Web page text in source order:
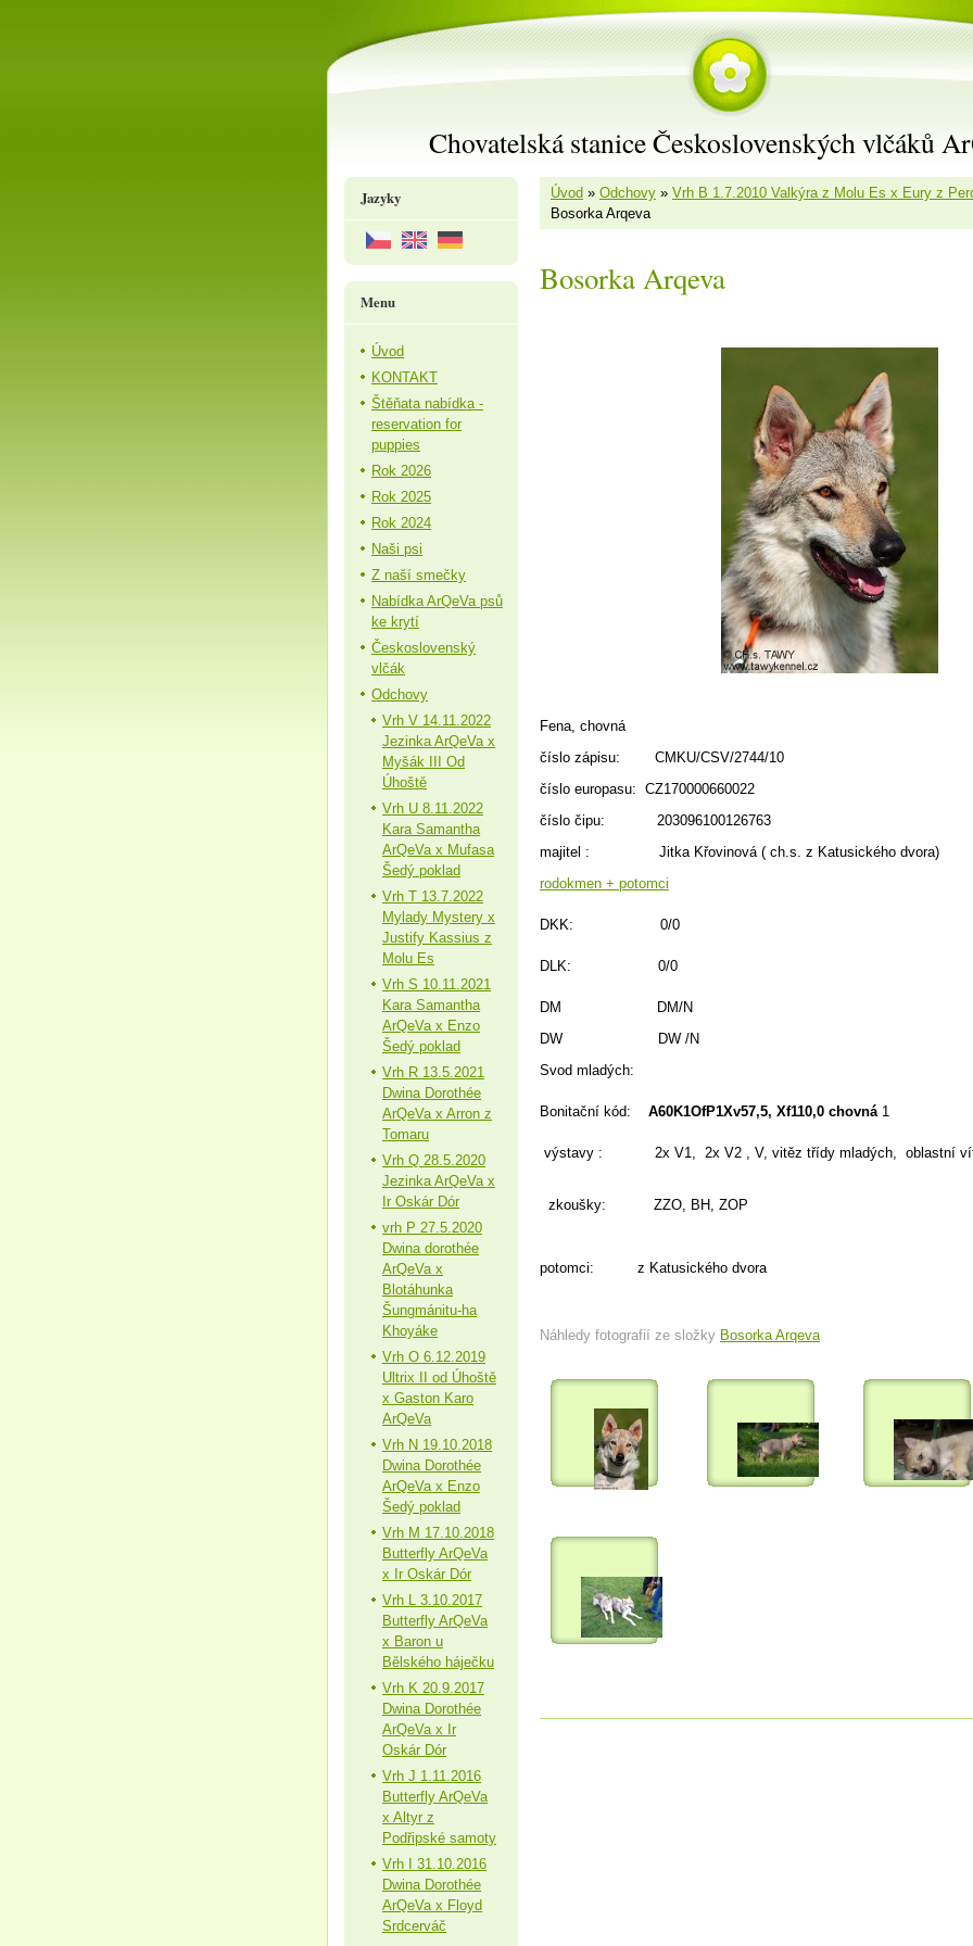
Chovatelská stanice Československých vlčáků
Úvod » Odchovy » Vrh B 1.7.2010 Valkýra z Molu Es x Eury z
Bosorka Arqeva
Bosorka Arqeva
Fena, chovná
číslo zápisu: CMKU/CSV/2744/10
číslo europasu: CZ170000660022
číslo čipu: 203096100126763
majitel : Jitka Křovinová ( ch.s. z Katusického dvora)
rodokmen + potomci
DKK: 0/0
DLK: 0/0
DM DM/N
DW DW /N
Svod mladých:
Bonitační kód: A60K1OfP1Xv57,5, Xf110,0 chovná 1
výstavy : 2x V1, 2x V2 , V, vitěz třídy mladých, oblastní
zkoušky: ZZO, BH, ZOP
potomci: z Katusického dvora
Náhledy fotografií ze složky Bosorka Arqeva
Jazyky
Menu
Úvod
KONTAKT
Štěňata nabídka -
reservation for
puppies
Rok 2026
Rok 2025
Rok 2024
Naši psi
Z naší smečky
Nabídka ArQeVa psů
ke krytí
Československý
vlčák
Odchovy
Vrh V 14.11.2022
Jezinka ArQeVa x
Myšák III Od
Úhoště
Vrh U 8.11.2022
Kara Samantha
ArQeVa x Mufasa
Šedý poklad
Vrh T 13.7.2022
Mylady Mystery x
Justify Kassius z
Molu Es
Vrh S 10.11.2021
Kara Samantha
ArQeVa x Enzo
Šedý poklad
Vrh R 13.5.2021
Dwina Dorothée
ArQeVa x Arron z
Tomaru
Vrh Q 28.5.2020
Jezinka ArQeVa x
Ir Oskár Dór
vrh P 27.5.2020
Dwina dorothée
ArQeVa x
Blotáhunka
Šungmánitu-ha
Khoyáke
Vrh O 6.12.2019
Ultrix II od Úhoště
x Gaston Karo
ArQeVa
Vrh N 19.10.2018
Dwina Dorothée
ArQeVa x Enzo
Šedý poklad
Vrh M 17.10.2018
Butterfly ArQeVa
x Ir Oskár Dór
Vrh L 3.10.2017
Butterfly ArQeVa
x Baron u
Bělského háječku
Vrh K 20.9.2017
Dwina Dorothée
ArQeVa x Ir
Oskár Dór
Vrh J 1.11.2016
Butterfly ArQeVa
x Altyr z
Podřipské samoty
Vrh I 31.10.2016
Dwina Dorothée
ArQeVa x Floyd
Srdcerváč